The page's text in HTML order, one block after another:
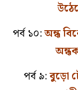
পর্ব ১০:অন্ধ
পর্ব ৯:বুড়ো